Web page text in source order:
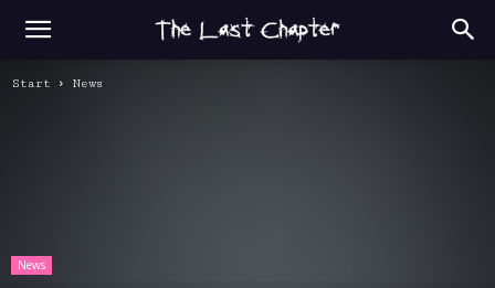
Start News
News